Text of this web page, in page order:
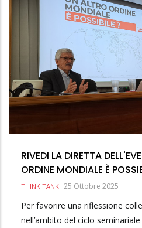
RIVEDI LA DIRETTA
ORDINE MONDIALE È
THINK TANK 25 Ottobre 2025
Per favorire una riflessione
nell’ambito del ciclo